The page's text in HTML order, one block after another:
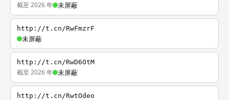
截至 2026 年 未屏蔽
http://t.cn/RwFmzrF
未屏蔽
http://t.cn/RwD6OtM
截至 2026 年 未屏蔽
http://t.cn/RwtOdeo